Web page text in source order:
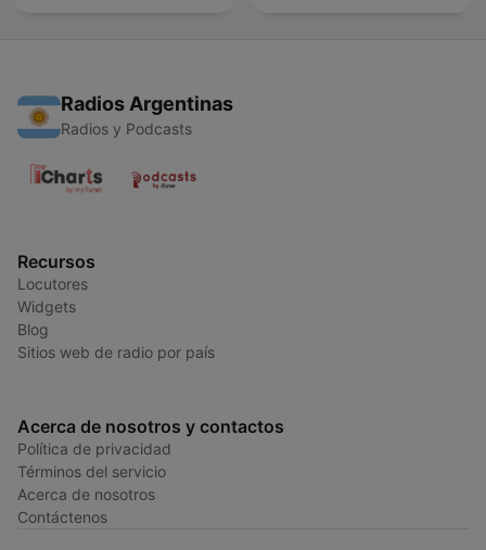
Radios Argentinas
Radios y Podcasts
Recursos
Locutores
Widgets
Blog
Sitios web de radio por país
Acerca de nosotros y contactos
Política de privacidad
Términos del servicio
Acerca de nosotros
Contáctenos